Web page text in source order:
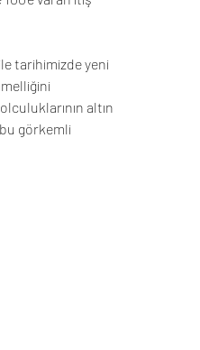
tarihimizde yeni
altın
görkemli